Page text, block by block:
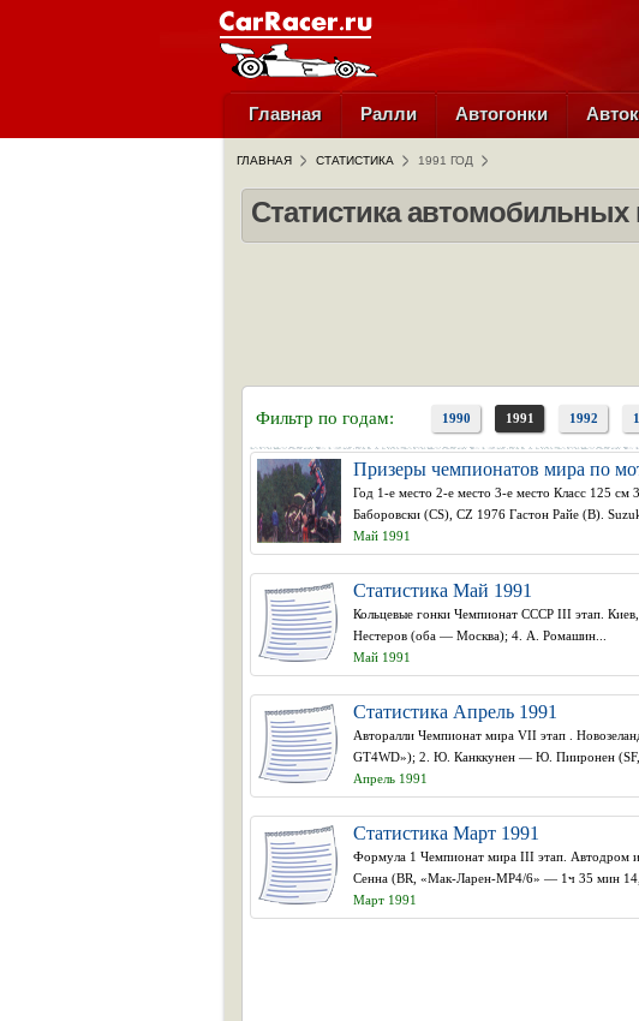
Главная Ралли Автогонки
ГЛАВНАЯ СТАТИСТИКА 1991 ГОД
Статистика
Фильтр по годам: 1990 1991 1992
Призеры чемпионатов мира по
Год 1-е место 2-е место 3-е место Класс 125
Баборовски (CS), CZ 1976 Гастон Райе (В).
Май 1991
Статистика Май 1991
Кольцевые гонки Чемпионат СССР III этап.
Нестеров (оба — Москва); 4. А. Ромашин...
Май 1991
Статистика Апрель 1991
Авторалли Чемпионат мира VII этап .
GT4WD»); 2. Ю. Канккунен — Ю. Пииронен
Апрель 1991
Статистика Март 1991
Формула 1 Чемпионат мира III этап. Автодром
Сенна (BR, «Мак-Ларен-МР4/6» — 1ч 35 мин
Март 1991